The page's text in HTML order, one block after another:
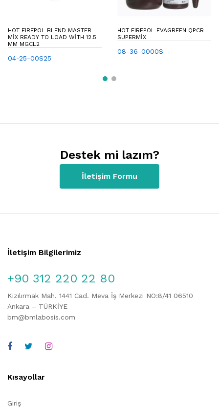
HOT FIREPOL BLEND MASTER
MIX READY TO LOAD WITH 12.5
MM MGCL2
04-25-00S25
HOT FIREPOL EVAGREEN QPCR
SUPERMIX
08-36-0000S
Destek mi lazım?
İletişim Formu
İletişim Bilgilerimiz
+90 312 220 22 80
Kızılırmak Mah. 1441 Cad. Meva İş Merkezi NO:8/41 06510
Ankara – TÜRKİYE
bm@bmlabosis.com
Kısayollar
Giriş